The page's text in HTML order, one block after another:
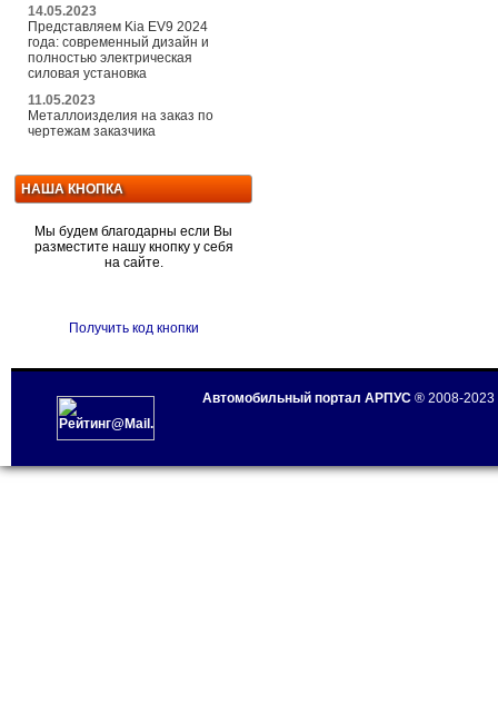
14.05.2023
Представляем Kia EV9 2024
года: современный дизайн и
полностью электрическая
силовая установка
11.05.2023
Металлоизделия на заказ по
чертежам заказчика
НАША КНОПКА
Мы будем благодарны если Вы
разместите нашу кнопку у себя
на сайте.
Получить код кнопки
Автомобильный портал АРПУС ® 2008-2023